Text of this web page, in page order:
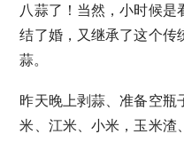
八蒜了！当然，小时候是
结了婚，又继承了这个传
蒜。
昨天晚上剥蒜、准备空瓶
米、江米、小米，玉米渣